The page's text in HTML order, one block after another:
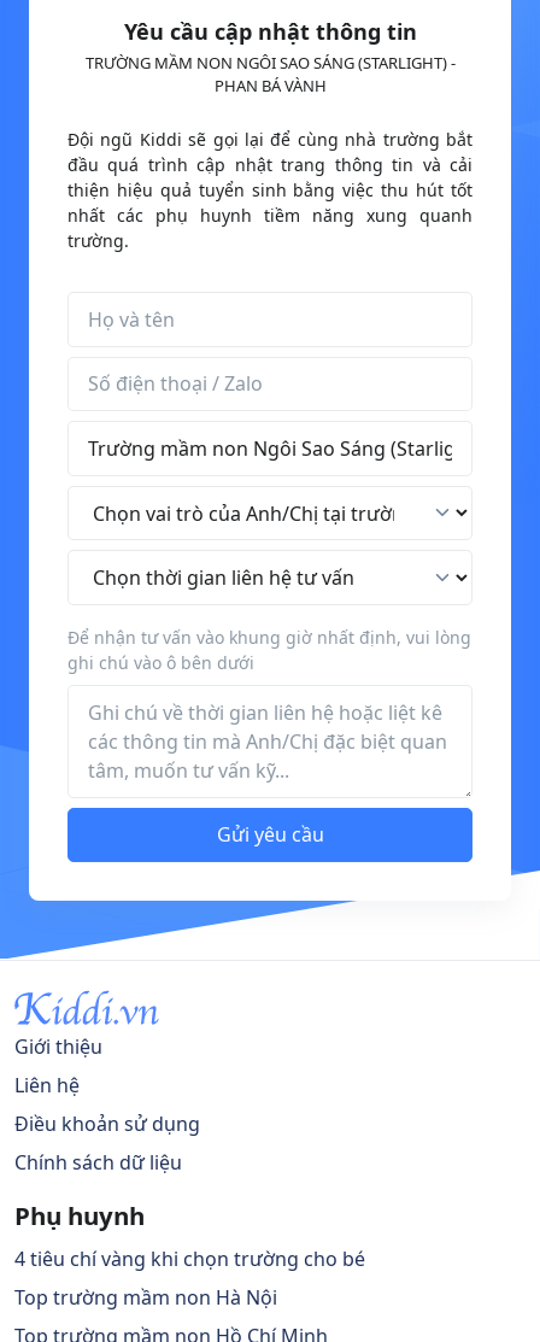
Yêu cầu cập nhật thông tin
TRƯỜNG MẦM NON NGÔI SAO SÁNG (STARLIGHT) -
PHAN BÁ VÀNH
Đội ngũ Kiddi sẽ gọi lại để cùng nhà trường bắt
đầu quá trình cập nhật trang thông tin và cải
thiện hiệu quả tuyển sinh bằng việc thu hút tốt
nhất các phụ huynh tiềm năng xung quanh
trường.
Để nhận tư vấn vào khung giờ nhất định, vui lòng
ghi chú vào ô bên dưới
Gửi yêu cầu
Giới thiệu
Liên hệ
Điều khoản sử dụng
Chính sách dữ liệu
Phụ huynh
4 tiêu chí vàng khi chọn trường cho bé
Top trường mầm non Hà Nội
Top trường mầm non Hồ Chí Minh